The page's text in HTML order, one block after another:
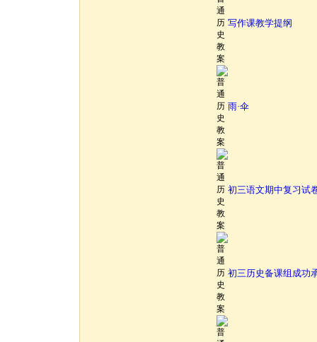
写作课教学提纲
雨·伞
初三语文期中复习试
初三历史备课组成功